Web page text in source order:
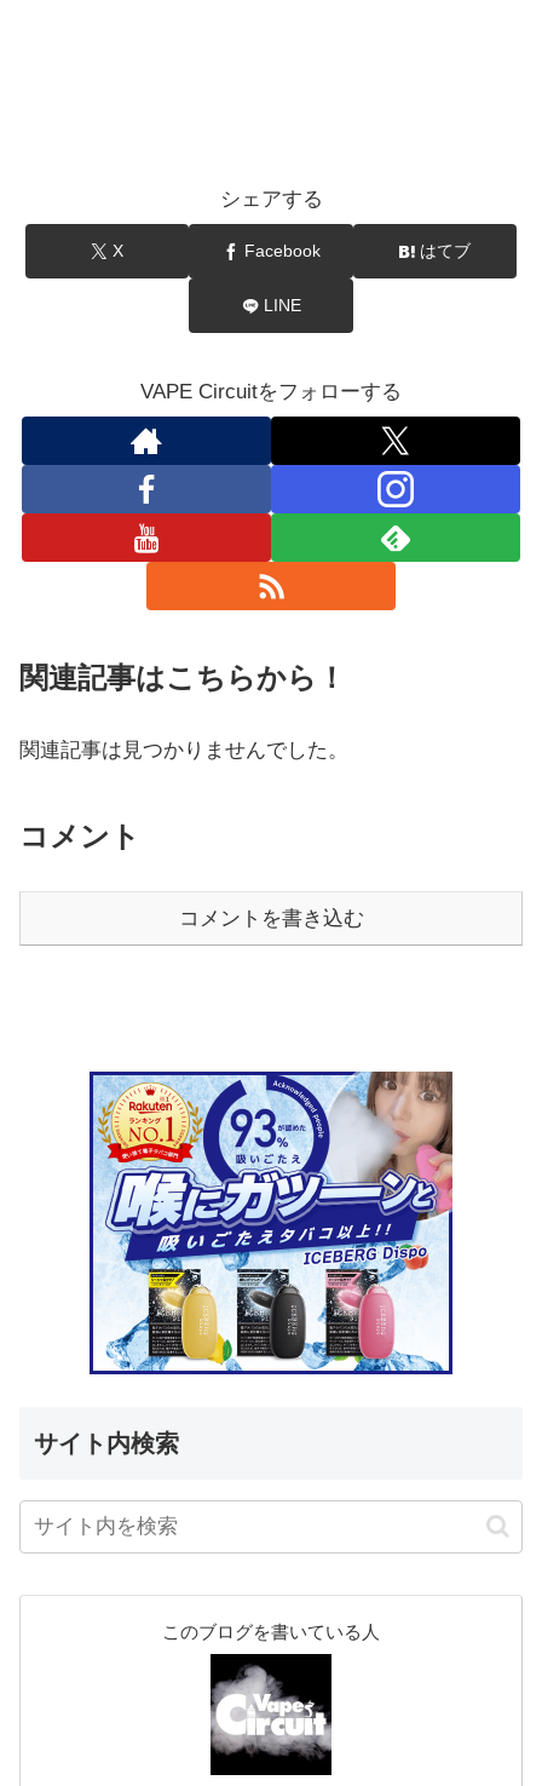
シェアする
X Facebook はてブ
LINE
VAPE Circuitをフォローする
関連記事はこちらから！
関連記事は見つかりませんでした。
コメント
コメントを書き込む
サイト内検索
このブログを書いている人